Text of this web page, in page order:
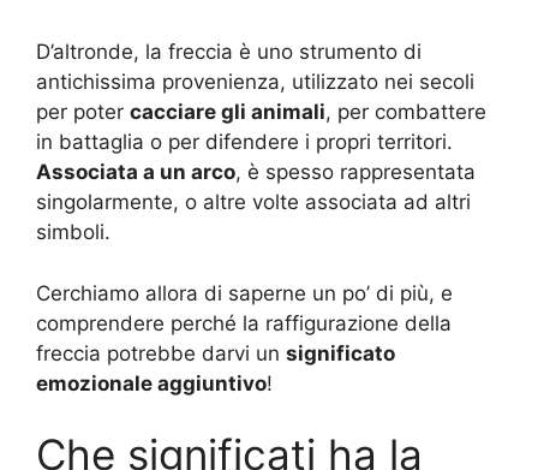
D’altronde, la freccia è uno strumento di
antichissima provenienza, utilizzato nei secoli
per poter cacciare gli animali, per combattere
in battaglia o per difendere i propri territori.
Associata a un arco, è spesso rappresentata
singolarmente, o altre volte associata ad altri
simboli.
Cerchiamo allora di saperne un po’ di più, e
comprendere perché la raffigurazione della
freccia potrebbe darvi un significato
emozionale aggiuntivo!
Che significati ha la